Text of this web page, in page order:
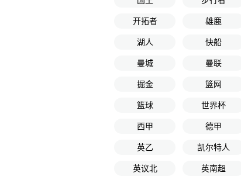
开拓者 雄鹿
湖人 快船
曼城 曼联
掘金 篮网
篮球 世界杯
西甲 德甲
英乙 凯尔特人
英议北 英南超